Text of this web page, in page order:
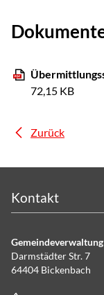
72,15 KB
Zurück
Kontakt
Darmstädter Str. 7
64404 Bickenbach